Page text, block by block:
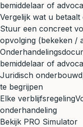
bemiddelaar of
Vergelijk wat u
Stuur een concreet
opvolging (bekeken /
bemiddelaar of
Juridisch
te begrijpen
Elke verblijfsregeling
onderhandeling
Bekijk PRO Simulator